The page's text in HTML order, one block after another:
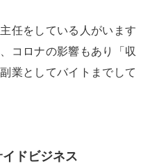
任をしている人がいます
コロナの影響もあり「収
業としてバイトまでして
ドビジネス